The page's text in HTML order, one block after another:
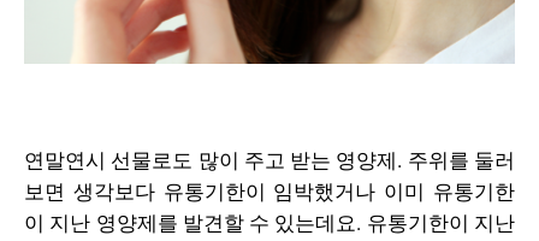
연말연시 선물로도 많이 주고 받는 영양제. 주위를 둘러
보면 생각보다 유통기한이 임박했거나 이미 유통기한
이 지난 영양제를 발견할 수 있는데요. 유통기한이 지난